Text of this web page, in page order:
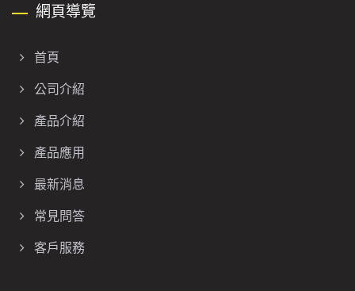
網頁導覽
首頁
公司介紹
產品介紹
產品應用
最新消息
常見問答
客戶服務